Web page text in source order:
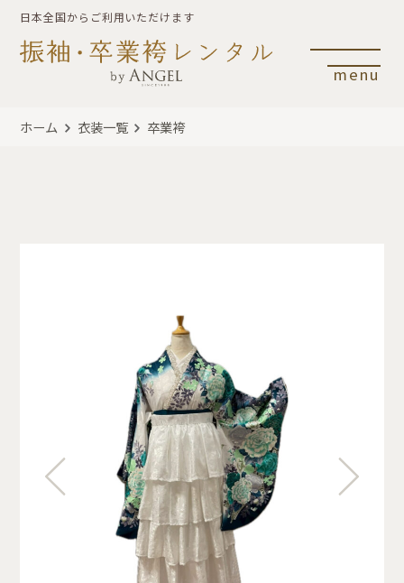
日本全国からご利用いただけます
menu
ホーム 衣装一覧 卒業袴